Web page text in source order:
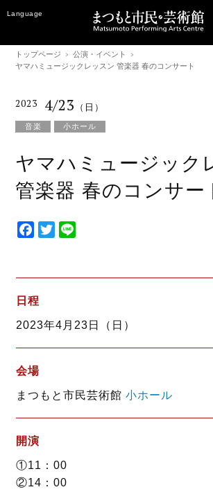
Language
トップページ
公演・イベント
ヤマハミュージックレッスン 管楽器 春のコンサート
2023 4/23 （日）
音楽 小ホール
ヤマハミュージック
管楽器 春のコンサー
F
e
b
o
k
T
t
r
e
日程
2023年4月23日（日）
会場
まつもと市民芸術館 小ホール
開演
①11：00
②14：00